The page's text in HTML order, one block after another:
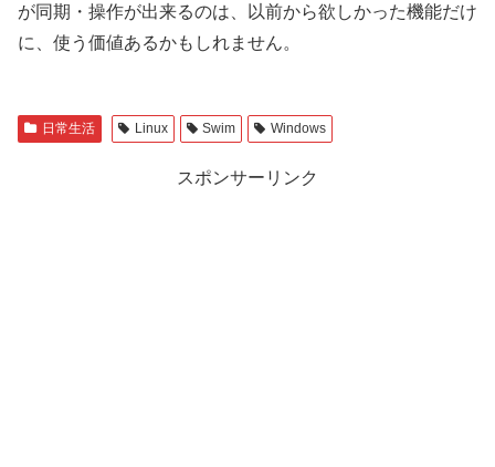
が同期・操作が出来るのは、以前から欲しかった機能だけ
に、使う価値あるかもしれません。
日常生活 Linux Swim Windows
スポンサーリンク